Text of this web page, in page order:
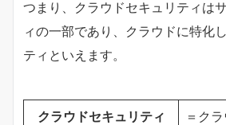
つまり、クラウドセキュリティは
ィの一部であり、クラウドに特化
ティといえます。
クラウドセキュリティ ＝ク